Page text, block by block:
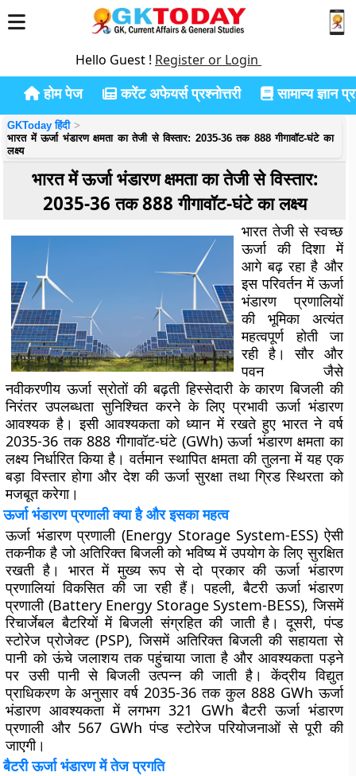
Hello Guest ! Register or Login
होम पेज करेंट अफेयर्स प्रश्नोत्तरी सामान्य ज्ञान
GKToday हिंदी
भारत में ऊर्जा भंडारण क्षमता का तेजी से विस्तार: 2035-36 तक 888 गीगावॉट-घंटे का
लक्ष्य
भारत में ऊर्जा भंडारण क्षमता का तेजी से विस्तार:
2035-36 तक 888 गीगावॉट-घंटे का लक्ष्य
भारत तेजी से स्वच्छ
ऊर्जा की दिशा में
आगे बढ़ रहा है और
इस परिवर्तन में ऊर्जा
भंडारण प्रणालियों
की भूमिका अत्यंत
महत्वपूर्ण होती जा
रही है। सौर और
पवन जैसे
नवीकरणीय ऊर्जा स्रोतों की बढ़ती हिस्सेदारी के कारण बिजली की
निरंतर उपलब्धता सुनिश्चित करने के लिए प्रभावी ऊर्जा भंडारण
आवश्यक है। इसी आवश्यकता को ध्यान में रखते हुए भारत ने वर्ष
2035-36 तक 888 गीगावॉट-घंटे (GWh) ऊर्जा भंडारण क्षमता का
लक्ष्य निर्धारित किया है। वर्तमान स्थापित क्षमता की तुलना में यह एक
बड़ा विस्तार होगा और देश की ऊर्जा सुरक्षा तथा ग्रिड स्थिरता को
मजबूत करेगा।
ऊर्जा भंडारण प्रणाली क्या है और इसका महत्व
ऊर्जा भंडारण प्रणाली (Energy Storage System-ESS) ऐसी
तकनीक है जो अतिरिक्त बिजली को भविष्य में उपयोग के लिए सुरक्षित
रखती है। भारत में मुख्य रूप से दो प्रकार की ऊर्जा भंडारण
प्रणालियां विकसित की जा रही हैं। पहली, बैटरी ऊर्जा भंडारण
प्रणाली (Battery Energy Storage System-BESS), जिसमें
रिचार्जेबल बैटरियों में बिजली संग्रहित की जाती है। दूसरी, पंप्ड
स्टोरेज प्रोजेक्ट (PSP), जिसमें अतिरिक्त बिजली की सहायता से
पानी को ऊंचे जलाशय तक पहुंचाया जाता है और आवश्यकता पड़ने
पर उसी पानी से बिजली उत्पन्न की जाती है। केंद्रीय विद्युत
प्राधिकरण के अनुसार वर्ष 2035-36 तक कुल 888 GWh ऊर्जा
भंडारण आवश्यकता में लगभग 321 GWh बैटरी ऊर्जा भंडारण
प्रणाली और 567 GWh पंप्ड स्टोरेज परियोजनाओं से पूरी की
जाएगी।
बैटरी ऊर्जा भंडारण में तेज प्रगति